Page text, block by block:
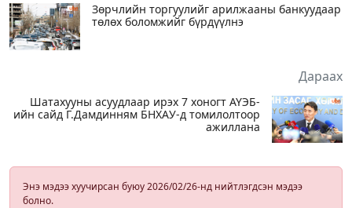
Зөрчлийн торгуулийг арилжааны банкуудаар
төлөх боломжийг бүрдүүлнэ
Дараах
Шатахууны асуудлаар ирэх 7 хоногт АҮЭБ-
ийн сайд Г.Дамдинням БНХАУ-д томилолтоор
ажиллана
Энэ мэдээ хуучирсан буюу 2026/02/26-нд нийтлэгдсэн мэдээ
болно.